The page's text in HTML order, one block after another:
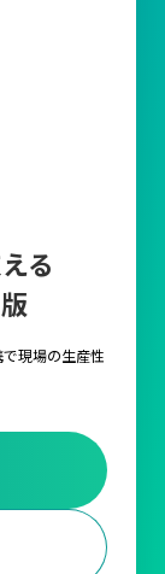
る
現場の生産性